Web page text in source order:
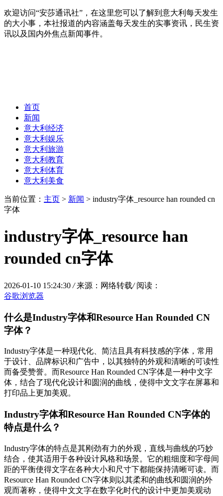
欢迎访问“安莎通讯社”，在这里您可以了解到意大利每天发生
的大小事，本社报道的内容涵盖每天发生的实事资讯，民生资
讯以及国内外焦点新闻事件。
首页
新闻
意大利经济
意大利娱乐
意大利旅游
意大利教育
意大利体育
意大利美食
当前位置： 主页 > 新闻 > industry字体_resource han rounded cn
字体
industry字体_resource han
rounded cn字体
2026-01-10 15:24:30 / 来源：网络转载/ 阅读：
谷歌浏览器
什么是Industry字体和Resource Han Rounded CN
字体？
Industry字体是一种现代化、简洁且具有科技感的字体，常用
于设计、品牌标识和广告中，以其独特的外观和清晰的可读性
而备受赞誉。而Resource Han Rounded CN字体是一种中文字
体，结合了现代化设计和圆润的曲线，使得中文文字在屏幕和
打印品上更加美观。
Industry字体和Resource Han Rounded CN字体的
特点是什么？
Industry字体的特点是其刚劲有力的外观，直线与曲线的巧妙
结合，使其适用于各种设计风格和场景。它的粗细度和字母间
距的平衡使得文字在各种大小和尺寸下都能保持清晰可读。而
Resource Han Rounded CN字体则以其柔和的曲线和圆润的外
观而著称，使得中文文字在数字化时代的设计中更加美观动